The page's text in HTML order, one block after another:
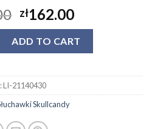
zł162.00
ADD TO CART
LI-21140430
Skullcandy